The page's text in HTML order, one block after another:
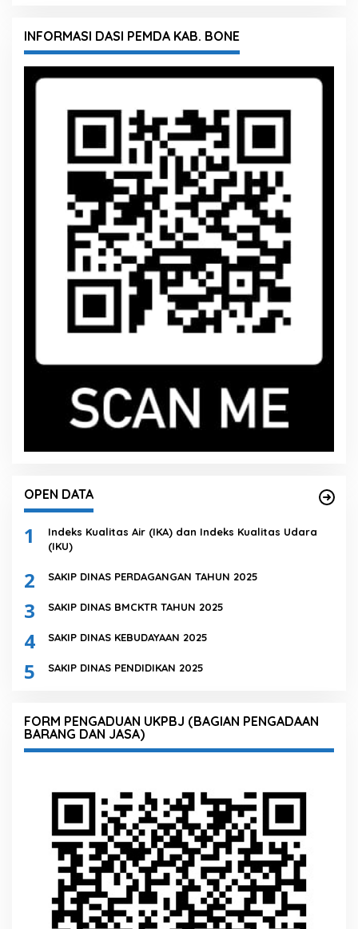
INFORMASI DASI PEMDA KAB. BONE
OPEN DATA
1
Indeks Kualitas Air (IKA) dan Indeks Kualitas Udara
(IKU)
2 SAKIP DINAS PERDAGANGAN TAHUN 2025
3 SAKIP DINAS BMCKTR TAHUN 2025
4 SAKIP DINAS KEBUDAYAAN 2025
5 SAKIP DINAS PENDIDIKAN 2025
FORM PENGADUAN UKPBJ (BAGIAN PENGADAAN
BARANG DAN JASA)